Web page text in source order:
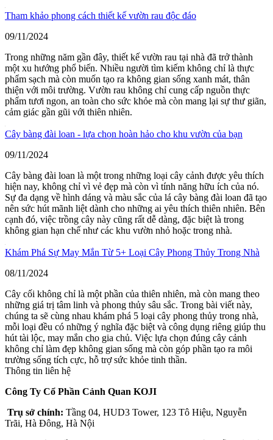
Tham khảo phong cách thiết kế vườn rau độc đáo
09/11/2024
Trong những năm gần đây, thiết kế vườn rau tại nhà đã trở thành
một xu hướng phổ biến. Nhiều người tìm kiếm không chỉ là thực
phẩm sạch mà còn muốn tạo ra không gian sống xanh mát, thân
thiện với môi trường. Vườn rau không chỉ cung cấp nguồn thực
phẩm tươi ngon, an toàn cho sức khỏe mà còn mang lại sự thư giãn,
cảm giác gần gũi với thiên nhiên.
Cây bàng đài loan - lựa chọn hoàn hảo cho khu vườn của bạn
09/11/2024
Cây bàng đài loan là một trong những loại cây cảnh được yêu thích
hiện nay, không chỉ vì vẻ đẹp mà còn vì tính năng hữu ích của nó.
Sự đa dạng về hình dáng và màu sắc của lá cây bàng đài loan đã tạo
nên sức hút mãnh liệt dành cho những ai yêu thích thiên nhiên. Bên
cạnh đó, việc trồng cây này cũng rất dễ dàng, đặc biệt là trong
không gian hạn chế như các khu vườn nhỏ hoặc trong nhà.
Khám Phá Sự May Mắn Từ 5+ Loại Cây Phong Thủy Trong Nhà
08/11/2024
Cây cối không chỉ là một phần của thiên nhiên, mà còn mang theo
những giá trị tâm linh và phong thủy sâu sắc. Trong bài viết này,
chúng ta sẽ cùng nhau khám phá 5 loại cây phong thủy trong nhà,
mỗi loại đều có những ý nghĩa đặc biệt và công dụng riêng giúp thu
hút tài lộc, may mắn cho gia chủ. Việc lựa chọn đúng cây cảnh
không chỉ làm đẹp không gian sống mà còn góp phần tạo ra môi
trường sống tích cực, hỗ trợ sức khỏe tinh thần.
Thông tin liên hệ
Công Ty Cổ Phần Cảnh Quan KOJI
Trụ sở chính: Tầng 04, HUD3 Tower, 123 Tô Hiệu, Nguyễn
Trãi, Hà Đông, Hà Nội